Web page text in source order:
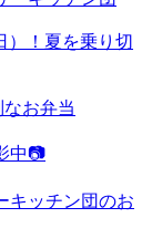
）！夏を乗り切
お弁当
中📷
キッチン団のお